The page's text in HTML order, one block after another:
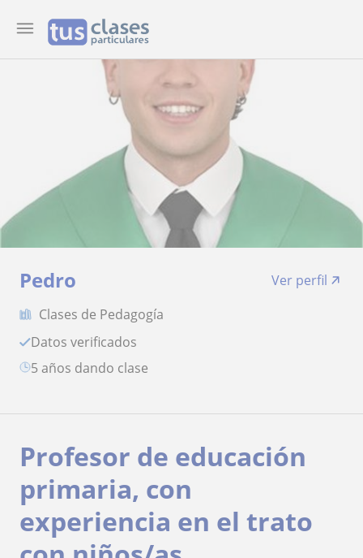
Pedro
Ver perfil
Clases de Pedagogía
Datos verificados
5 años dando clase
Profesor de educación
primaria, con
experiencia en el trato